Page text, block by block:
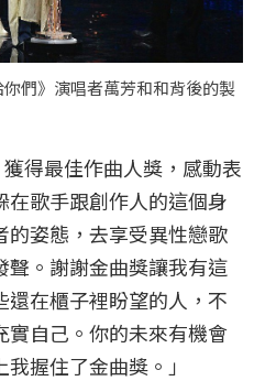
們》演唱者萬芳和和背後的製
得最佳作曲人獎，感動表
歌手跟創作人的這個身
姿態，去享受異性戀歌
聲。謝謝金曲獎讓我有這
在櫃子裡盼望的人，不
實自己。你的未來有機會
握住了金曲獎。」